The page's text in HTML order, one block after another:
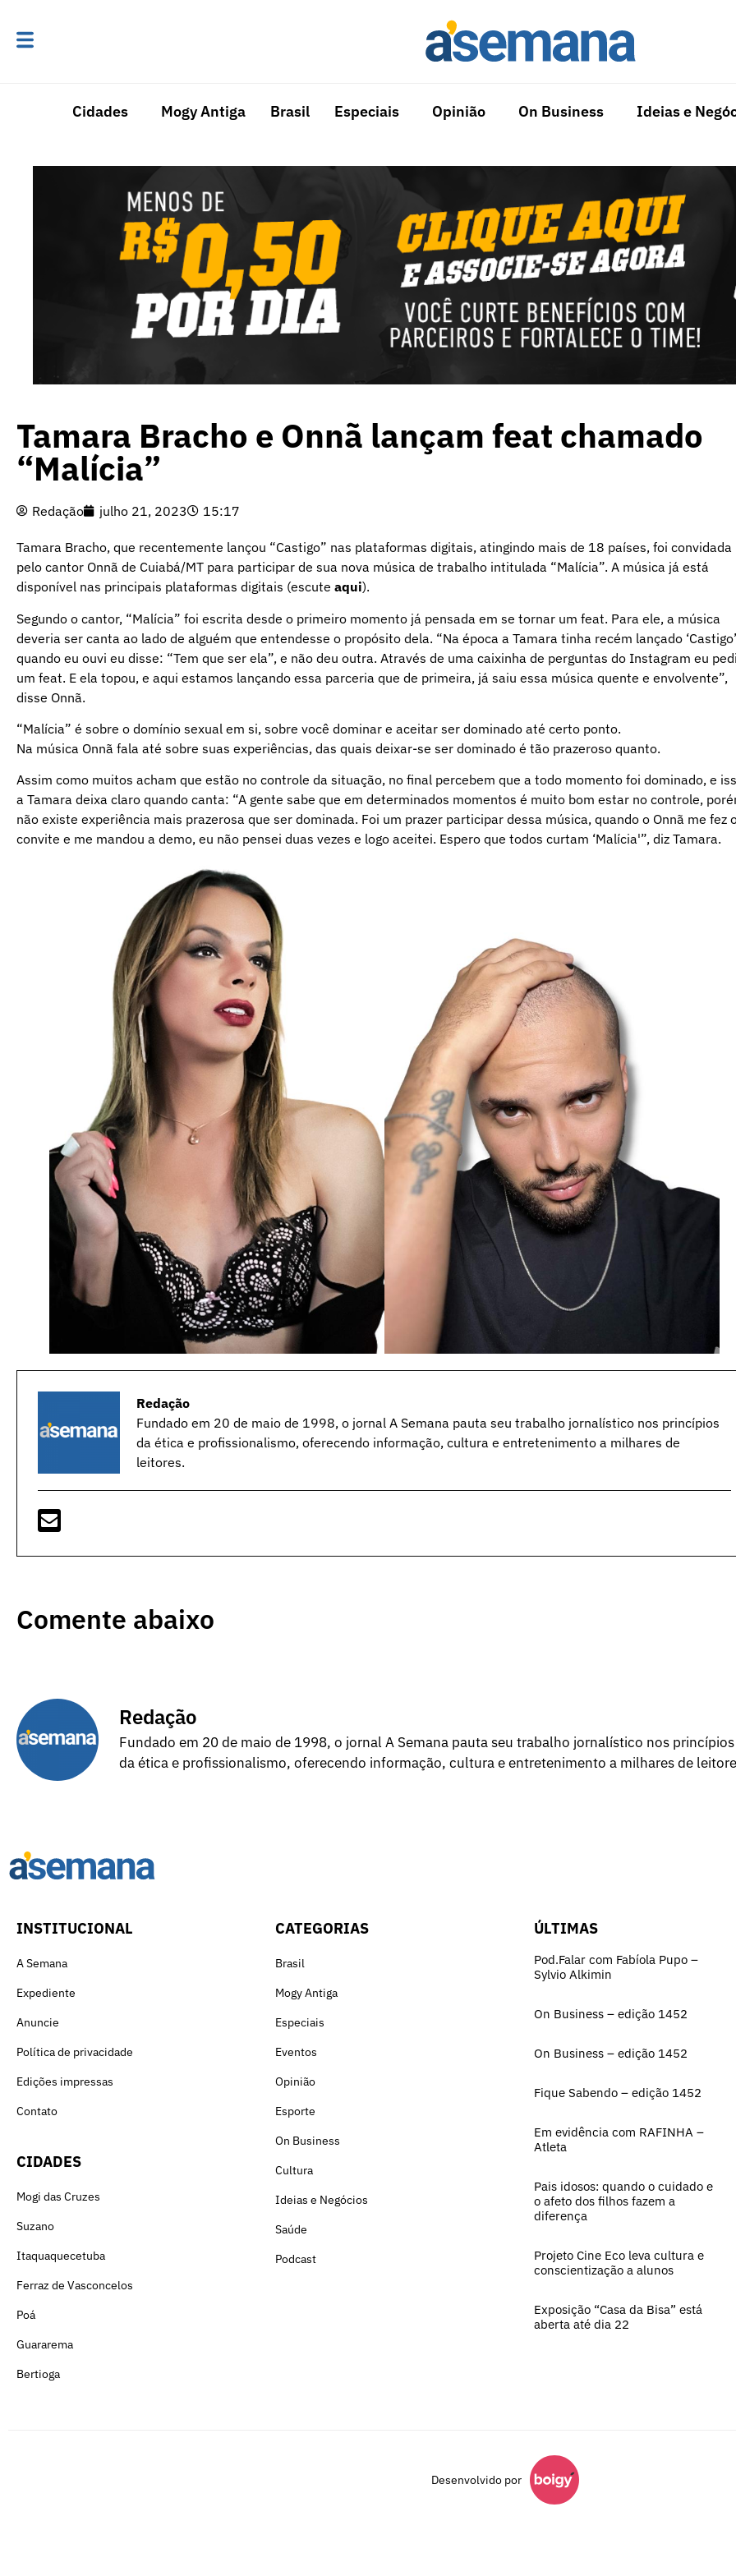
Cidades Mogy Antiga Brasil Especiais Opinião On Business Ideias e
Tamara Bracho e Onnã lançam feat chamado
“Malícia”
Redação julho 21, 2023 15:17
Tamara Bracho, que recentemente lançou “Castigo” nas plataformas digitais, atingindo mais de 18 países, foi convidada
pelo cantor Onnã de Cuiabá/MT para participar de sua nova música de trabalho intitulada “Malícia”. A música já está
disponível nas principais plataformas digitais (escute aqui).
Segundo o cantor, “Malícia” foi escrita desde o primeiro momento já pensada em se tornar um feat. Para ele, a música
deveria ser canta ao lado de alguém que entendesse o propósito dela. “Na época a Tamara tinha recém lançado
quando eu ouvi eu disse: “Tem que ser ela”, e não deu outra. Através de uma caixinha de perguntas do Instagram eu
um feat. E ela topou, e aqui estamos lançando essa parceria que de primeira, já saiu essa música quente e envolvente”,
disse Onnã.
“Malícia” é sobre o domínio sexual em si, sobre você dominar e aceitar ser dominado até certo ponto.
Na música Onnã fala até sobre suas experiências, das quais deixar-se ser dominado é tão prazeroso quanto.
Assim como muitos acham que estão no controle da situação, no final percebem que a todo momento foi dominado, e
a Tamara deixa claro quando canta: “A gente sabe que em determinados momentos é muito bom estar no controle,
não existe experiência mais prazerosa que ser dominada. Foi um prazer participar dessa música, quando o Onnã me fez
convite e me mandou a demo, eu não pensei duas vezes e logo aceitei. Espero que todos curtam ‘Malícia'”, diz Tamara.
Redação
Fundado em 20 de maio de 1998, o jornal A Semana pauta seu trabalho jornalístico nos princípios
da ética e profissionalismo, oferecendo informação, cultura e entretenimento a milhares de
leitores.
Comente abaixo
Redação
Fundado em 20 de maio de 1998, o jornal A Semana pauta seu trabalho jornalístico nos princípios
da ética e profissionalismo, oferecendo informação, cultura e entretenimento a milhares de
INSTITUCIONAL
A Semana
Expediente
Anuncie
Política de privacidade
Edições impressas
Contato
CIDADES
Mogi das Cruzes
Suzano
Itaquaquecetuba
Ferraz de Vasconcelos
Poá
Guararema
Bertioga
CATEGORIAS
Brasil
Mogy Antiga
Especiais
Eventos
Opinião
Esporte
On Business
Cultura
Ideias e Negócios
Saúde
Podcast
ÚLTIMAS
Pod.Falar com Fabíola Pupo –
Sylvio Alkimin
On Business – edição 1452
On Business – edição 1452
Fique Sabendo – edição 1452
Em evidência com RAFINHA –
Atleta
Pais idosos: quando o cuidado e
o afeto dos filhos fazem a
diferença
Projeto Cine Eco leva cultura e
conscientização a alunos
Exposição “Casa da Bisa” está
aberta até dia 22
Desenvolvido por